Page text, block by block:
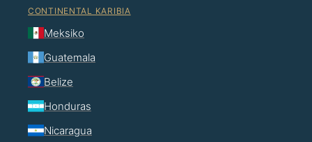
CONTINENTAL KARIBIA
Meksiko
Guatemala
Belize
Honduras
Nicaragua